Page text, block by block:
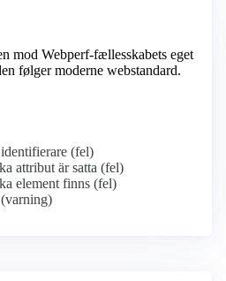
mod Webperf-fællesskabets eget
følger moderne webstandard.
(fel)
attribut är satta (fel)
element finns (fel)